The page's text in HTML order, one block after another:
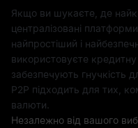
Якщо ви шукаєте, де
централізовані
найпростіший і
використовуєте
забезпечують гнучкість
P2P підходить для тих,
валюти.
Незалежно від вашого